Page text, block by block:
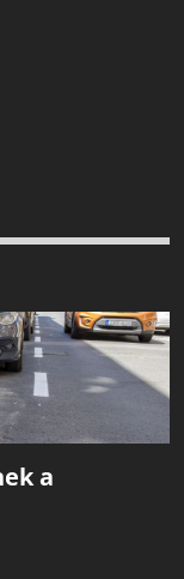
a